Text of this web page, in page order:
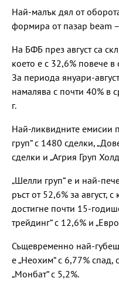
Най-малък дял от
формира от пазар beam
На БФБ през август са
което е с 32,6% повече
За периода януари-
намалява с почти 40% в
г.
Най-ликвидните емисии
груп“ с 1480 сделки,
сделки и „Агрия Груп
„Шелли груп“ е и най-
ръст от 52,6% за август,
достигне почти 15-
трейдинг“ с 12,6% и
Същевременно най-
е „Неохим“ с 6,77% спад,
„Монбат“ с 5,2%.